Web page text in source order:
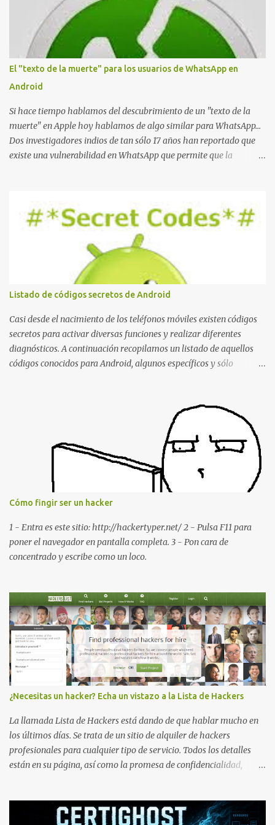
El "texto de la muerte" para los usuarios de WhatsApp en
Android
Si hace tiempo hablamos del descubrimiento de un "texto de la
muerte" en Apple hoy hablamos de algo similar para WhatsApp...
Dos investigadores indios de tan sólo 17 años han reportado que
existe una vulnerabilidad en WhatsApp que permite que la
La vulnerabilidad ha sido probada y funciona correctamente en la
mayoría de las versiones de Android y de WhatsApp incluyendo la
2.11.431 y 2.11.432. Sin embargo todavía no se ha probado en iOS y
Windows no parece ser vulnerable. Esto podría provocar que se
extienda como una pesada broma la moda de bloquear WhatsApp
a otras personas, cuyo modo de recuperar el uso de la misma sería
borrando la conversación y el historial de chat con quien
estábamos conversando. Imaginad que ocurre si este mensaje se
envía a un grupo... Fuente: Crash Your Friends' WhatsApp
Remotely with Just a Message
Listado de códigos secretos de Android
Casi desde el nacimiento de los teléfonos móviles existen códigos
secretos para activar diversas funciones y realizar diferentes
diagnósticos. A continuación recopilamos un listado de aquellos
códigos conocidos para Android, algunos específicos y sólo
IMEI del dispositivo *#*#1111#*#* : Información sobre la versión
de software FTA *#*#2222#*#* : Información sobre la v ersión
del hardware FTA *#*#1234#*#* : Información sobre la versión
de software PDA y de firmware *#*#232337#*#* : Muestra la
dirección Bluetooth del smartphone *#*#232338#*#* : Muestra
la dirección MAC del la tarjeta WiFi del dispositivo *#*#2663#*#*
: Visualiza la versión de la pantalla táctil del smartphone
*#*#3264#*#* : Muestra que versión de memoria RAM está
disponible en el smartphone o la tablet *#*#34971539#*#* :
Visualiza la información detallada d...
Cómo fingir ser un hacker
1 - Entra es este sitio: http://hackertyper.net/ 2 - Pulsa F11 para
poner el navegador en pantalla completa. 3 - Pon cara de
concentrado y escribe como un loco.
¿Necesitas un hacker? Echa un vistazo a la Lista de Hackers
La llamada Lista de Hackers está dando de que hablar mucho en
los últimos días. Se trata de un sitio de alquiler de hackers
profesionales para cualquier tipo de servicio. Todos los detalles
están en su página, así como la promesa de confidencialidad,
contratados desde la plataforma. En el sitio se asegura de que